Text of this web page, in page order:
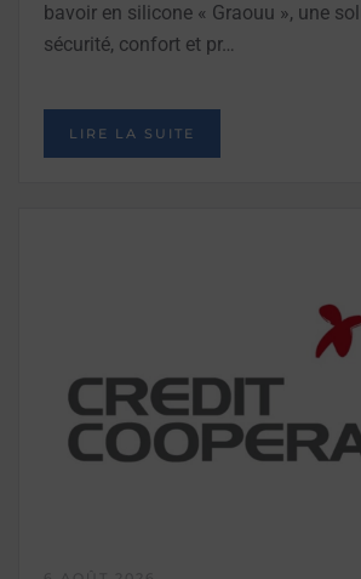
bavoir en silicone « Graouu », une
sécurité, confort et pr…
LIRE LA SUITE